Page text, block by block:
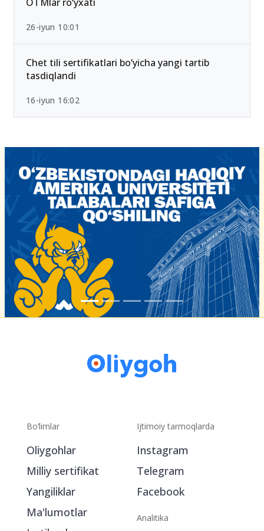
2026-yilda eng past ball bilan kirsa bo‘ladigan
OTMlar ro‘yxati
26-iyun 10:01
Chet tili sertifikatlari bo‘yicha yangi tartib
tasdiqlandi
Bo‘limlar
Oliygohlar
Milliy sertifikat
Ijtimoiy tarmoqlarda
Instagram
Telegram